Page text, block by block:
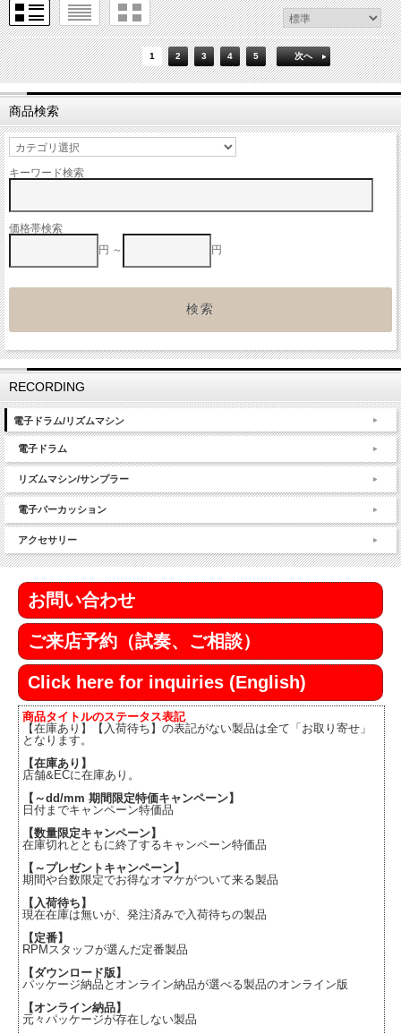
1 2 3 4 5 次へ
商品検索
キーワード検索
価格帯検索
円 ～
円
RECORDING
電子ドラム/リズムマシン
電子ドラム
リズムマシン/サンプラー
電子パーカッション
アクセサリー
お問い合わせ
ご来店予約（試奏、ご相談）
Click here for inquiries (English)
商品タイトルのステータス表記
【在庫あり】【入荷待ち】の表記がない製品は全て「お取り寄せ」
となります。
【在庫あり】
店舗&ECに在庫あり。
【～dd/mm 期間限定特価キャンペーン】
日付までキャンペーン特価品
【数量限定キャンペーン】
在庫切れとともに終了するキャンペーン特価品
【～プレゼントキャンペーン】
期間や台数限定でお得なオマケがついて来る製品
【入荷待ち】
現在在庫は無いが、発注済みで入荷待ちの製品
【定番】
RPMスタッフが選んだ定番製品
【ダウンロード版】
パッケージ納品とオンライン納品が選べる製品のオンライン版
【オンライン納品】
元々パッケージが存在しない製品